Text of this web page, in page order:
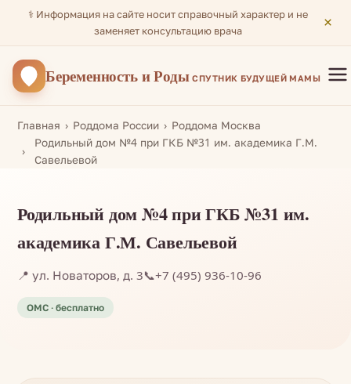
⚕️ Информация на сайте носит справочный характер и не
заменяет консультацию врача
×
Беременностьи Роды СПУТНИК БУДУЩЕЙ МАМЫ
Главная Роддома России
Роддома Москва
Родильный дом №4 при ГКБ №31 им. академика Г.М.
Савельевой
Родильный дом №4 при ГКБ №31 им.
академика Г.М. Савельевой
📍 ул. Новаторов, д. 3📞+7 (495) 936-10-96